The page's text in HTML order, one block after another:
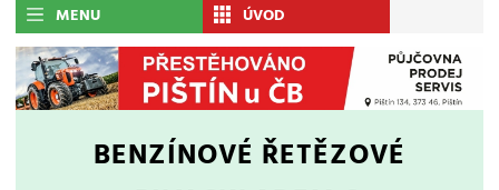
MENU ÚVOD
BENZÍNOVÉ ŘETĚZOVÉ